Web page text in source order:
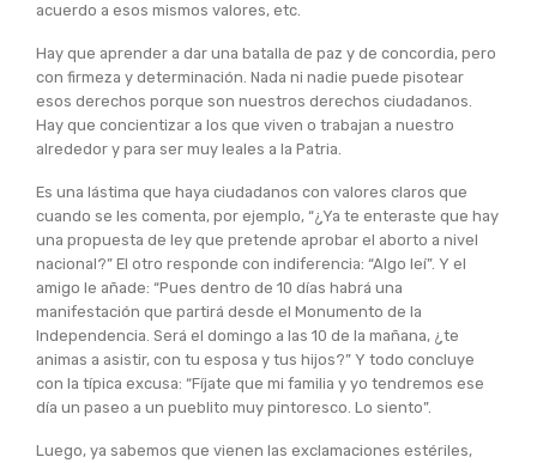
acuerdo a esos mismos valores, etc.
Hay que aprender a dar una batalla de paz y de concordia, pero
con firmeza y determinación. Nada ni nadie puede pisotear
esos derechos porque son nuestros derechos ciudadanos.
Hay que concientizar a los que viven o trabajan a nuestro
alrededor y para ser muy leales a la Patria.
Es una lástima que haya ciudadanos con valores claros que
cuando se les comenta, por ejemplo, “¿Ya te enteraste que hay
una propuesta de ley que pretende aprobar el aborto a nivel
nacional?” El otro responde con indiferencia: “Algo leí”. Y el
amigo le añade: “Pues dentro de 10 días habrá una
manifestación que partirá desde el Monumento de la
Independencia. Será el domingo a las 10 de la mañana, ¿te
animas a asistir, con tu esposa y tus hijos?” Y todo concluye
con la típica excusa: “Fíjate que mi familia y yo tendremos ese
día un paseo a un pueblito muy pintoresco. Lo siento”.
Luego, ya sabemos que vienen las exclamaciones estériles,